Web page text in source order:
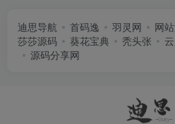
迪思导航 首码逸 羽灵网 网
莎莎源码
葵花宝典 秃头张
源码分享网